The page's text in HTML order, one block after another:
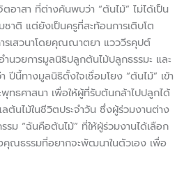
อาสา ที่ต่างค้นพบว่า “ต้นไม้” ไม่ได้เป็น
าติ แต่ยังเป็นครูที่สะท้อนการเติบโต
รเสวนาโดยคุณณาตยา แวววีรคุปต์
นวยการมูลนิธิปลูกต้นไม้ปลูกธรรมะ และ
ปีนี้ทางมูลนิธิตั้งใจเชื่อมโยง “ต้นไม้” เข้า
ทธศาสนา เพื่อให้ผู้ที่รับต้นกล้าไปปลูกได้
ต้นไม้ในชีวิตประจำวัน ซึ่งผู้ร่วมงานต่าง
รม “ฉันคือต้นไม้” ที่ให้ผู้ร่วมงานได้เลือก
ณธรรมที่อยากจะพัฒนาในตัวเอง เพื่อ